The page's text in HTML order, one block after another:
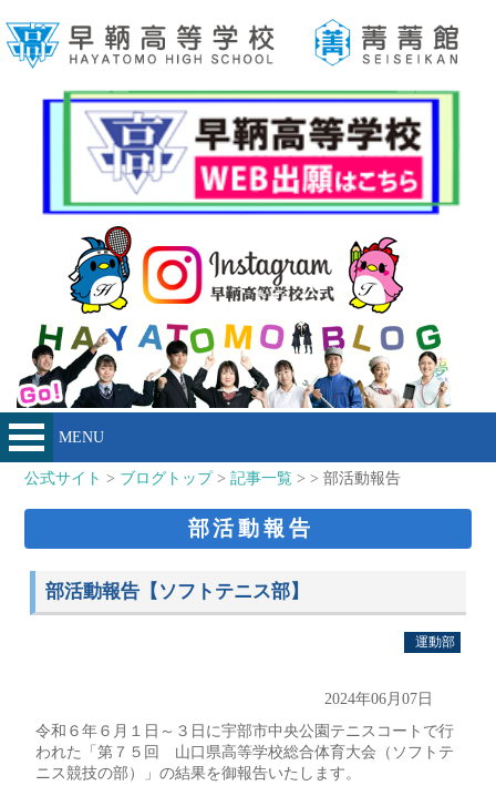
MENU
公式サイト > ブログトップ>記事一覧 > > 部活動報告
部活動報告
部活動報告【ソフトテニス部】
運動部
2024年06月07日
令和６年６月１日～３日に宇部市中央公園テニスコートで行
われた「第７５回 山口県高等学校総合体育大会（ソフトテ
ニス競技の部）」の結果を御報告いたします。